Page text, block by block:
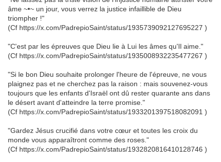
âme ~•~ un jour, vous verrez la justice infaillible de Dieu
triompher !"
(Cf https://x.com/PadrepioSaint/status/1935739092127695227 )
"C'est par les épreuves que Dieu lie à Lui les âmes qu'Il aime."
(Cf https://x.com/PadrepioSaint/status/1935008932235477267 )
"Si le bon Dieu souhaite prolonger l'heure de l'épreuve, ne vous
plaignez pas et ne cherchez pas la raison : mais souvenez-vous
toujours que les enfants d'Israël ont dû rester quarante ans dans
le désert avant d'atteindre la terre promise."
(Cf https://x.com/PadrepioSaint/status/1933201397518082091 )
"Gardez Jésus crucifié dans votre cœur et toutes les croix du
monde vous apparaîtront comme des roses."
(Cf https://x.com/PadrepioSaint/status/1932820816410128746 )